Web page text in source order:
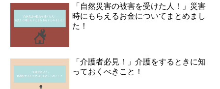
「自然災害の被害を受けた人！」災害
時にもらえるお金についてまとめまし
た！
「介護者必見！」介護をするときに知
っておくべきこと！